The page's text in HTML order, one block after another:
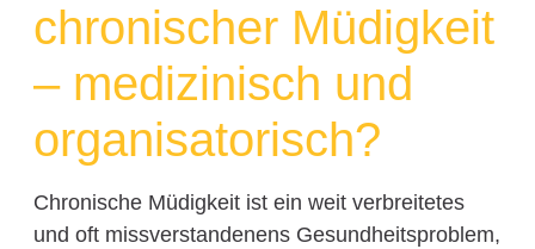
chronischer Müdigkeit
– medizinisch und
organisatorisch?
Chronische Müdigkeit ist ein weit verbreitetes
und oft missverstandenens Gesundheitsproblem,